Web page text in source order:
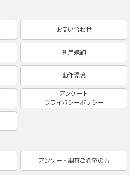
お問い合わせ
利用規約
動作環境
アンケート
プライバシーポリシー
アンケート調査ご希望の方